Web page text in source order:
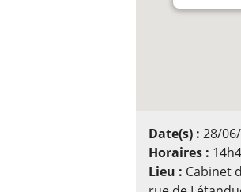
Date(s) : 28/
Horaires :
Lieu : Cabinet